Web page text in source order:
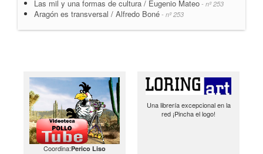
Las mil y una formas de cultura / Eugenio Mateo - nº 253
Aragón es transversal / Alfredo Boné - nº 253
Coordina:Perico Liso
Una librería excepcional en la
red ¡Pincha el logo!